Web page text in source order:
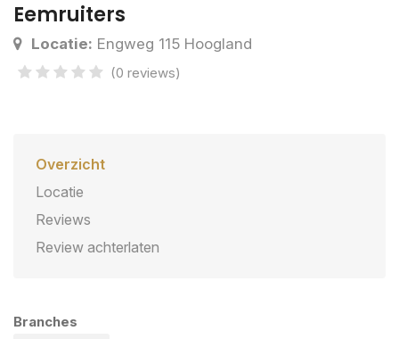
Eemruiters
Locatie: Engweg 115 Hoogland
(0 reviews)
Overzicht
Locatie
Reviews
Review achterlaten
Branches